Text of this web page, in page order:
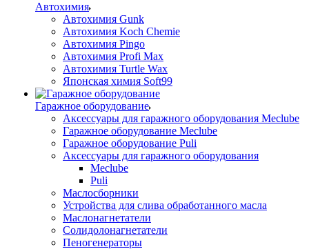
Автохимия
Автохимия Gunk
Автохимия Koch Chemie
Автохимия Pingo
Автохимия Profi Max
Автохимия Turtle Wax
Японская химия Soft99
Гаражное оборудование
Аксессуары для гаражного оборудования Meclube
Гаражное оборудование Meclube
Гаражное оборудование Puli
Аксессуары для гаражного оборудования
Meclube
Puli
Маслосборники
Устройства для слива обработанного масла
Маслонагнетатели
Солидолонагнетатели
Пеногенераторы